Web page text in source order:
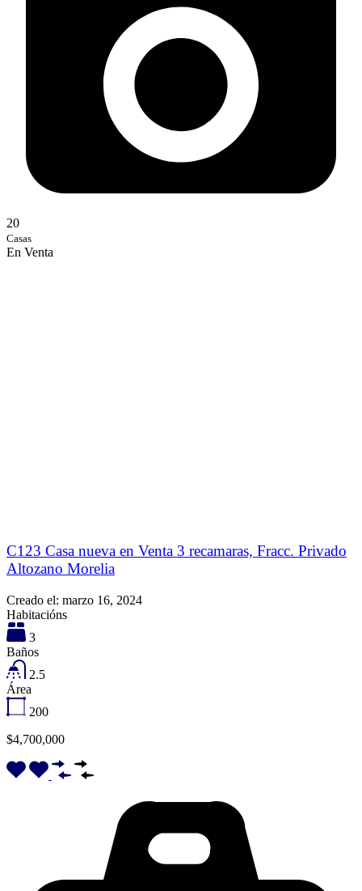
20
Casas
En Venta
C123 Casa nueva en Venta 3 recamaras, Fracc. Privado
Altozano Morelia
Creado el: marzo 16, 2024
Habitacións
3
Baños
2.5
Área
200
$4,700,000